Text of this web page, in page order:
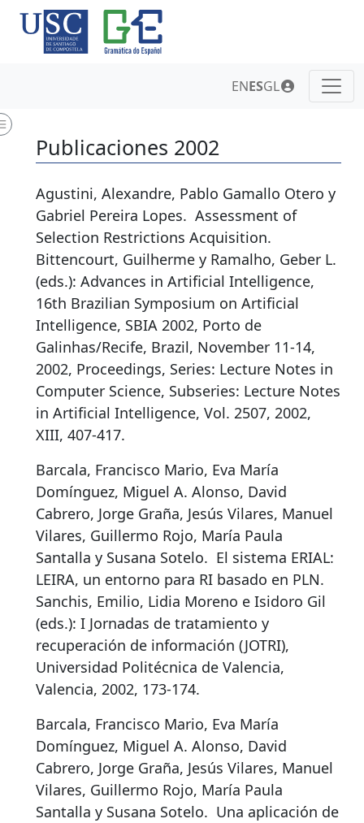
ENESGL
Publicaciones 2002
Agustini, Alexandre, Pablo Gamallo Otero y
Gabriel Pereira Lopes. Assessment of
Selection Restrictions Acquisition.
Bittencourt, Guilherme y Ramalho, Geber L.
(eds.): Advances in Artificial Intelligence,
16th Brazilian Symposium on Artificial
Intelligence, SBIA 2002, Porto de
Galinhas/Recife, Brazil, November 11-14,
2002, Proceedings, Series: Lecture Notes in
Computer Science, Subseries: Lecture Notes
in Artificial Intelligence, Vol. 2507, 2002,
XIII, 407-417.
Barcala, Francisco Mario, Eva María
Domínguez, Miguel A. Alonso, David
Cabrero, Jorge Graña, Jesús Vilares, Manuel
Vilares, Guillermo Rojo, María Paula
Santalla y Susana Sotelo. El sistema ERIAL:
LEIRA, un entorno para RI basado en PLN.
Sanchis, Emilio, Lidia Moreno e Isidoro Gil
(eds.): I Jornadas de tratamiento y
recuperación de información (JOTRI),
Universidad Politécnica de Valencia,
Valencia, 2002, 173-174.
Barcala, Francisco Mario, Eva María
Domínguez, Miguel A. Alonso, David
Cabrero, Jorge Graña, Jesús Vilares, Manuel
Vilares, Guillermo Rojo, María Paula
Santalla y Susana Sotelo. Una aplicación de